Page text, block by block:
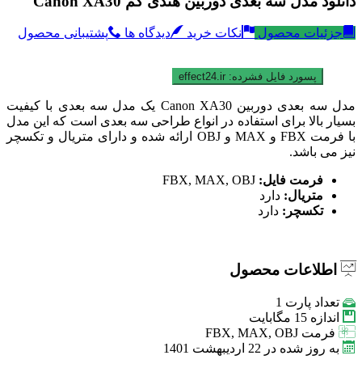
جزئیات محصول نکات خرید دیدگاه ها پشتیبانی محصول
پسورد فایل فشرده: effect24.ir
مدل سه بعدی دوربین Canon XA30 یک مدل سه بعدی با کیفیت
بسیار بالا برای استفاده در انواع طراحی سه بعدی است که این مدل
با فرمت FBX و MAX و OBJ ارائه شده و دارای متریال و تکسچر
نیز می باشد.
فرمت فایل:
متریال: دارد
تکسچر: دارد
اطلاعات محصول
تعداد پارت 1
اندازه 15 مگابایت
فرمت FBX, MAX, OBJ
به روز شده در 22 اردیبهشت 1401